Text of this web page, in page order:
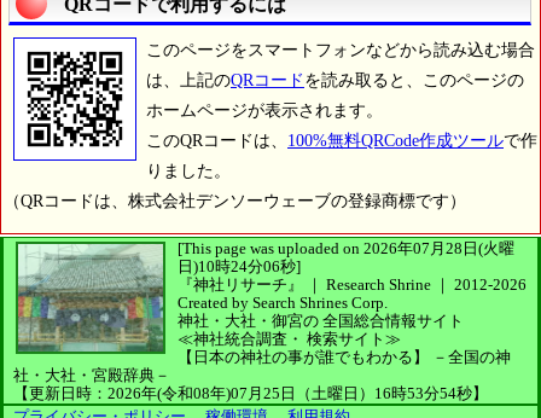
QRコードで利用するには
このページをスマートフォンなどから読み込む場合
は、上記のQRコード を読み取ると、このページの
ホームページが表示されます。
このQRコードは、 100%無料QRCode作成ツールで作
りました。
（QRコードは、株式会社デンソーウェーブの登録商標です）
[This page was uploaded on 2026年07月28日(火曜
日)10時24分06秒]
『神社リサーチ』 ｜ Research Shrine ｜ 2012-2026
Created by Search Shrines Corp.
神社・大社・御宮の 全国総合情報サイト
≪神社統合調査・ 検索サイト≫
【日本の神社の事が誰でもわかる】
－全国の神
社・大社・宮殿辞典－
【更新日時：2026年(令和08年)07月25日（土曜日）16時53分54秒】